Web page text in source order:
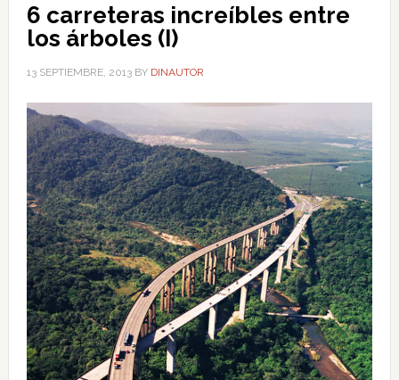
6 carreteras increíbles entre
los árboles (I)
13 SEPTIEMBRE, 2013BY DINAUTOR